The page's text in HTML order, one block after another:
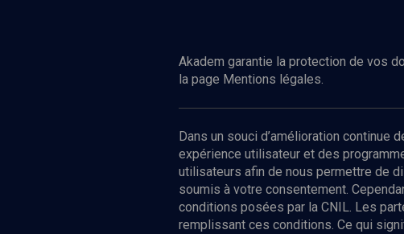
Akadem garantie la protection de vos
la page Mentions légales.
Dans un souci d’amélioration continue
expérience utilisateur et des
utilisateurs afin de nous permettre de
soumis à votre consentement.
conditions posées par la CNIL. Les
remplissant ces conditions. Ce qui